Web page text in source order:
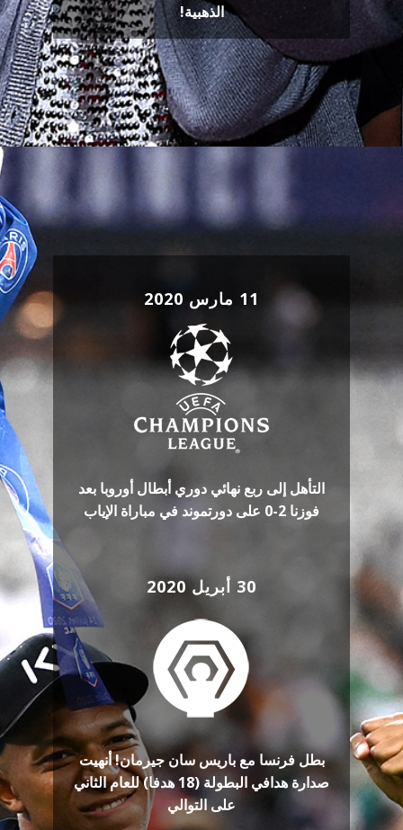
الذهبية!
11 مارس 2020
التأهل إلى ربع نهائي دوري أبطال أوروبا بعد
فوزنا 2-0 على دورتموند في مباراة الإياب
30 أبريل 2020
بطل فرنسا مع باريس سان جيرمان! أنهيت
صدارة هدافي البطولة (18 هدفا) للعام الثاني
على التوالي